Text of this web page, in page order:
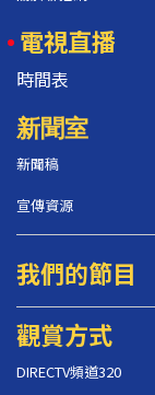
電視直播
時間表
新聞室
新聞稿
宣傳資源
我們的節目
觀賞方式
DIRECTV頻道320